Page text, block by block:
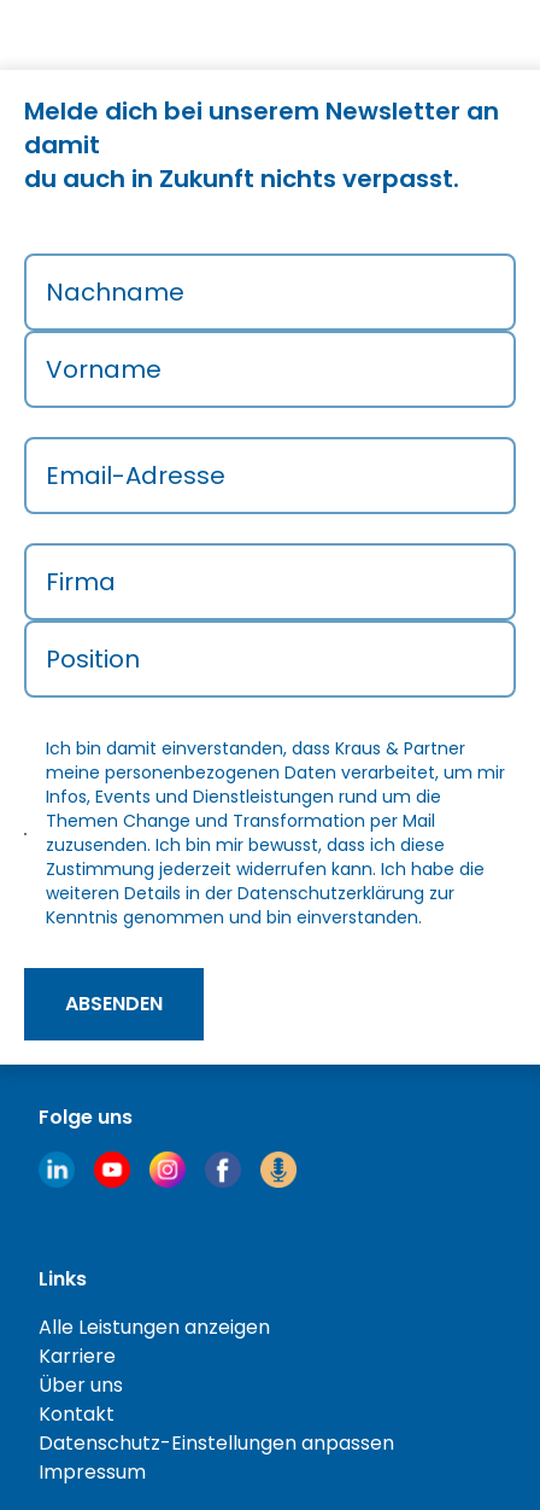
Folge uns
Links
Alle Leistungen anzeigen
Karriere
Über uns
Kontakt
Datenschutz-Einstellungen anpassen
Impressum
Melde dich bei unserem Newsletter an
damit
du auch in Zukunft nichts verpasst.
Nachname
Vorname
Email-Adresse
Firma
Position
Ich bin damit einverstanden, dass Kraus & Partner
meine personenbezogenen Daten verarbeitet, um mir
Infos, Events und Dienstleistungen rund um die
Themen Change und Transformation per Mail
zuzusenden. Ich bin mir bewusst, dass ich diese
Zustimmung jederzeit widerrufen kann. Ich habe die
weiteren Details in derDatenschutzerklärung zur
Kenntnis genommen und bin einverstanden.
ABSENDEN